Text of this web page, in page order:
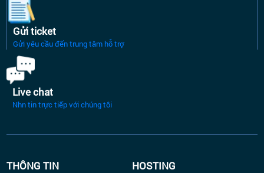
Gửi ticket
Gửi yêu cầu đến trung tâm hỗ trợ
Live chat
Nhn tin trực tiếp với chúng tôi
THÔNG TIN HOSTING